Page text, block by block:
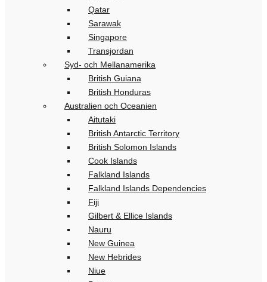
Qatar
Sarawak
Singapore
Transjordan
Syd- och Mellanamerika
British Guiana
British Honduras
Australien och Oceanien
Aitutaki
British Antarctic Territory
British Solomon Islands
Cook Islands
Falkland Islands
Falkland Islands Dependencies
Fiji
Gilbert & Ellice Islands
Nauru
New Guinea
New Hebrides
Niue